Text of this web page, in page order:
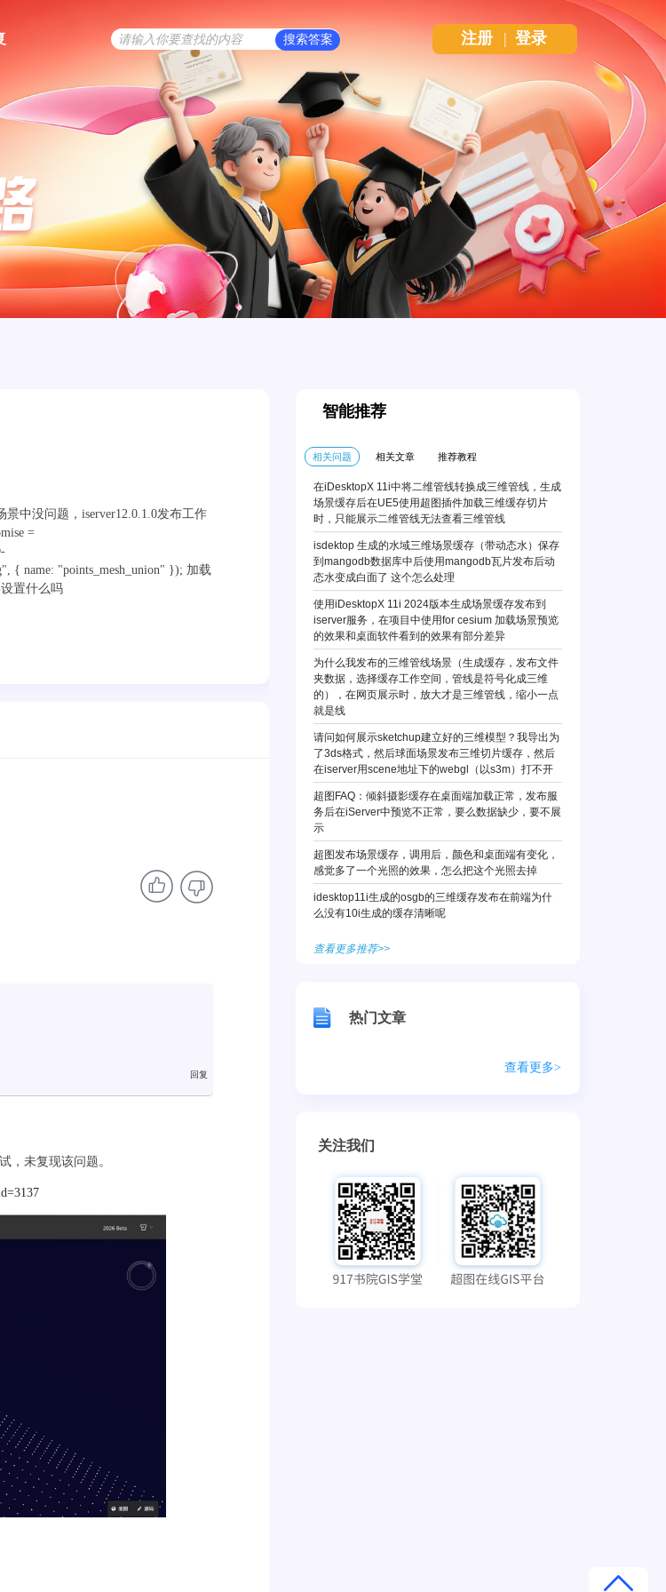
Next
注册 | 登录
景中没问题，iserver12.0.1.0发布工作
=
{ name: "points_mesh_union" }); 加载
置什么吗
，未复现该问题。
智能推荐
相关问题 相关文章 推荐教程
在iDesktopX 11i中将二维管线转换成三维管线，生成
场景缓存后在UE5使用超图插件加载三维缓存切片
时，只能展示二维管线无法查看三维管线
isdektop 生成的水域三维场景缓存（带动态水）保存
到mangodb数据库中后使用mangodb瓦片发布后动
态水变成白面了 这个怎么处理
使用iDesktopX 11i 2024版本生成场景缓存发布到
iserver服务，在项目中使用for cesium 加载场景预览
的效果和桌面软件看到的效果有部分差异
为什么我发布的三维管线场景（生成缓存，发布文件
夹数据，选择缓存工作空间，管线是符号化成三维
的），在网页展示时，放大才是三维管线，缩小一点
就是线
请问如何展示sketchup建立好的三维模型？我导出为
了3ds格式，然后球面场景发布三维切片缓存，然后
在iserver用scene地址下的webgl（以s3m）打不开
超图FAQ：倾斜摄影缓存在桌面端加载正常，发布服
务后在iServer中预览不正常，要么数据缺少，要不展
示
超图发布场景缓存，调用后，颜色和桌面端有变化，
感觉多了一个光照的效果，怎么把这个光照去掉
idesktop11i生成的osgb的三维缓存发布在前端为什
么没有10i生成的缓存清晰呢
查看更多推荐>>
热门文章
查看更多>
关注我们